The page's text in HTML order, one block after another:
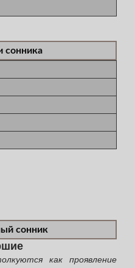
сонника
сонник
как проявление